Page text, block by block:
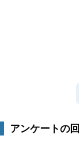
アンケートの